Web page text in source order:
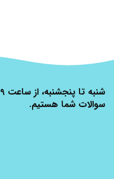
سوالات شما هستیم.